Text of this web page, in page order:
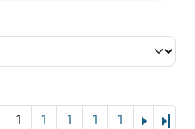
1
1
1
1
1